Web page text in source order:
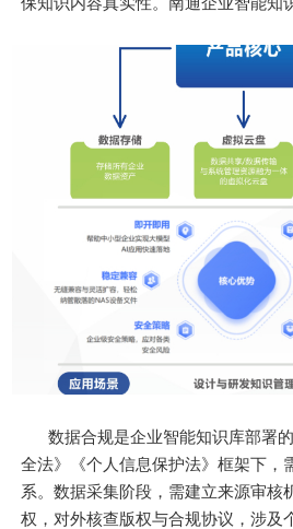
数据合规是企业智能知识库部署
全法》《个人信息保护法》框架下，
系。数据采集阶段，需建立来源审核
权，对外核查版权与合规协议，涉及